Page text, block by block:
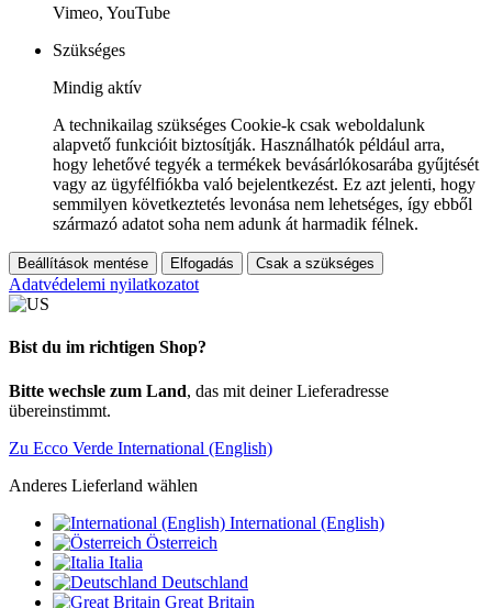
Vimeo, YouTube
Szükséges
Mindig aktív
A technikailag szükséges Cookie-k csak weboldalunk
alapvető funkcióit biztosítják. Használhatók például arra,
hogy lehetővé tegyék a termékek bevásárlókosarába gyűjtését
vagy az ügyfélfiókba való bejelentkezést. Ez azt jelenti, hogy
semmilyen következtetés levonása nem lehetséges, így ebből
származó adatot soha nem adunk át harmadik félnek.
Beállítások mentése Elfogadás Csak a szükséges
Adatvédelemi nyilatkozatot
Bist du im richtigen Shop?
Bitte wechsle zum Land, das mit deiner Lieferadresse
übereinstimmt.
Zu Ecco Verde International (English)
Anderes Lieferland wählen
International (English)
Österreich
Italia
Deutschland
Great Britain